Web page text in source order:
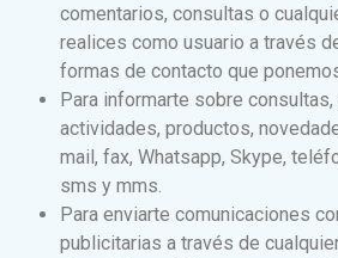
comentarios, consultas o
realices como usuario a través
formas de contacto que
Para informarte sobre
actividades, productos,
mail, fax, Whatsapp, Skype,
sms y mms.
Para enviarte comunicaciones
publicitarias a través de